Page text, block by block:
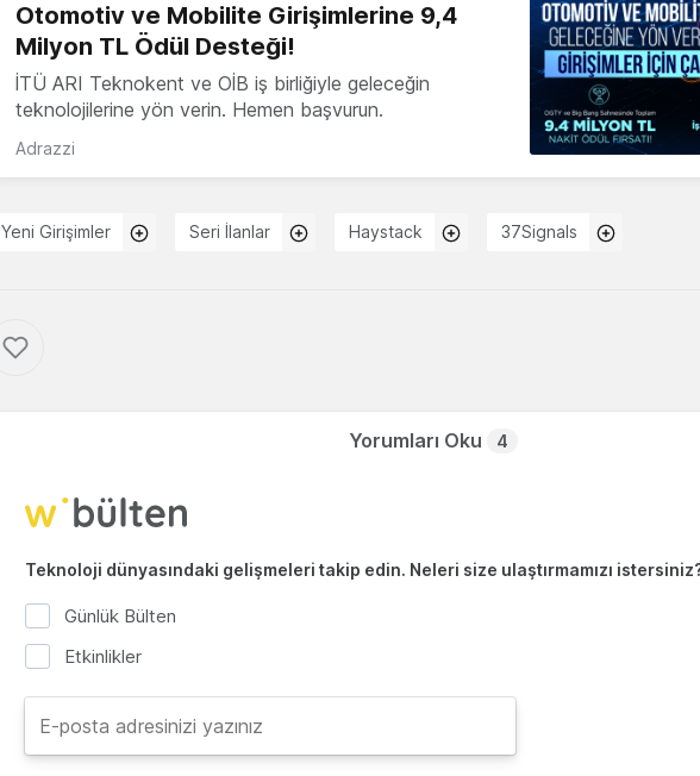
Otomotiv ve Mobilite Girişimlerine 9,4
Milyon TL Ödül Desteği!
İTÜ ARI Teknokent ve OİB iş birliğiyle geleceğin
teknolojilerine yön verin. Hemen başvurun.
Adrazzi
Yeni Girişimler Seri İlanlar Haystack 37Signals
Yorumları Oku 4
Teknoloji dünyasındaki gelişmeleri takip edin. Neleri size ulaştırmamızı
Günlük Bülten
Etkinlikler